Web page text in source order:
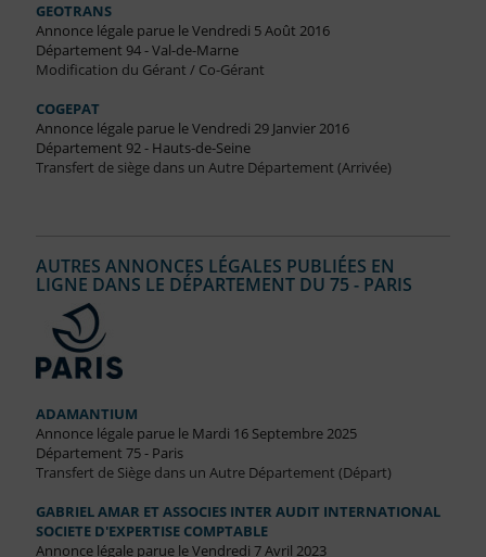
GEOTRANS
Annonce légale parue le Vendredi 5 Août 2016
Département 94 - Val-de-Marne
Modification du Gérant / Co-Gérant
COGEPAT
Annonce légale parue le Vendredi 29 Janvier 2016
Département 92 - Hauts-de-Seine
Transfert de siège dans un Autre Département (Arrivée)
AUTRES ANNONCES LÉGALES PUBLIÉES EN
LIGNE DANS LE DÉPARTEMENT DU 75 - PARIS
ADAMANTIUM
Annonce légale parue le Mardi 16 Septembre 2025
Département 75 - Paris
Transfert de Siège dans un Autre Département (Départ)
GABRIEL AMAR ET ASSOCIES INTER AUDIT INTERNATIONAL
SOCIETE D'EXPERTISE COMPTABLE
Annonce légale parue le Vendredi 7 Avril 2023